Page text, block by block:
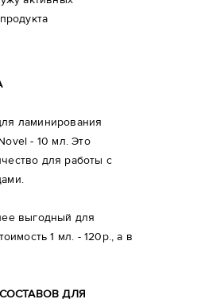
ламинирования
- 10 мл. Это
для работы с
выгодный для
1 мл. - 120р., а в
ДЛЯ